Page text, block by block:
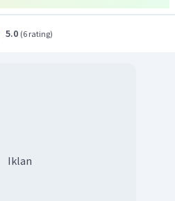
5.0 (6 rating)
Iklan